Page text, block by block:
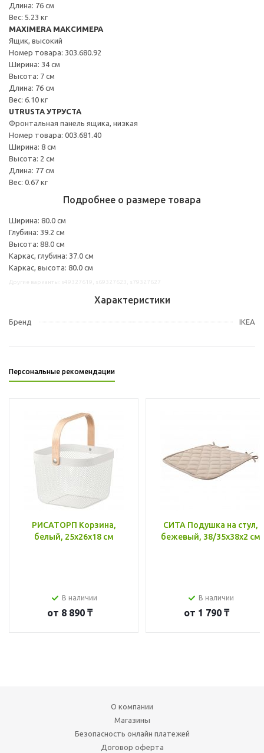
Длина: 76 см
Вес: 5.23 кг
MAXIMERA МАКСИМЕРА
Ящик, высокий
Номер товара: 303.680.92
Ширина: 34 см
Высота: 7 см
Длина: 76 см
Вес: 6.10 кг
UTRUSTA УТРУСТА
Фронтальная панель ящика, низкая
Номер товара: 003.681.40
Ширина: 8 см
Высота: 2 см
Длина: 77 см
Вес: 0.67 кг
Подробнее о размере товара
Ширина: 80.0 см
Глубина: 39.2 см
Высота: 88.0 см
Каркас, глубина: 37.0 см
Каркас, высота: 80.0 см
Характеристики
Бренд IKEA
Персональные рекомендации
РИСАТОРП Корзина,
белый, 25x26x18 см
В наличии
от 8 890 ₸
СИТА Подушка на стул,
бежевый, 38/35x38x2 см
В наличии
от 1 790 ₸
О компании
Магазины
Безопасность онлайн платежей
Договор оферта